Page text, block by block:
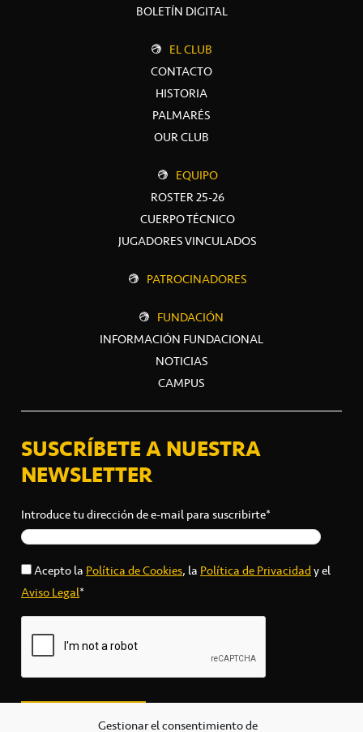
Gestionar el consentimiento de
BOLETÍN DIGITAL
EL CLUB
CONTACTO
HISTORIA
PALMARÉS
OUR CLUB
EQUIPO
ROSTER 25-26
CUERPO TÉCNICO
JUGADORES VINCULADOS
PATROCINADORES
FUNDACIÓN
INFORMACIÓN FUNDACIONAL
NOTICIAS
CAMPUS
SUSCRÍBETE A NUESTRA
NEWSLETTER
Introduce tu dirección de e-mail para suscribirte*
Acepto la Política de Cookies, la Política de Privacidady el
Aviso Legal*